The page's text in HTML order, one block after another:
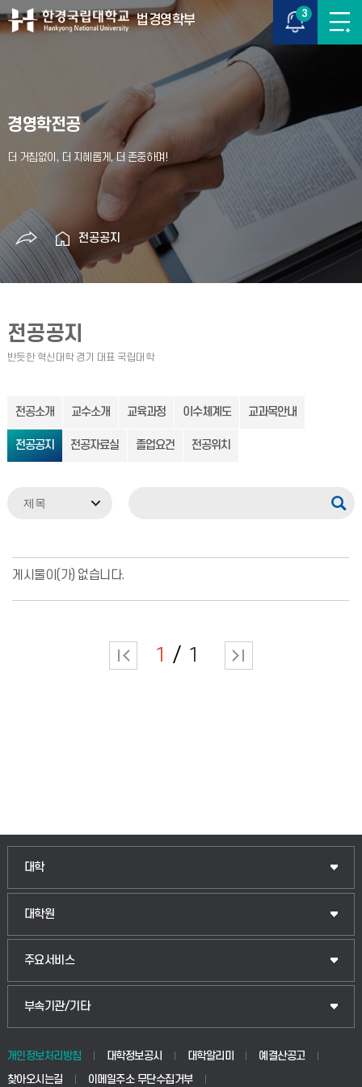
법경영학부 3
경영학전공
전공공지
전공공지
전공소개 교수소개 교육과정 이수체계도 교과목안내
전공공지 전공자료실 졸업요건 전공위치
게시물이(가) 없습니다.
1 1
대학
인문융합공공인재학부
법경영학부
생명공학부
대학원
일반대학원
산업대학원
공공정책대학원
교육대학원
주요서비스
입학안내
웹메일
부속기관/기타
중앙도서관
학생생활관(안성)
개인정보처리방침 대학정보공시 대학알리미
예결산공고
찾아오시는길
이메일주소 무단수집거부